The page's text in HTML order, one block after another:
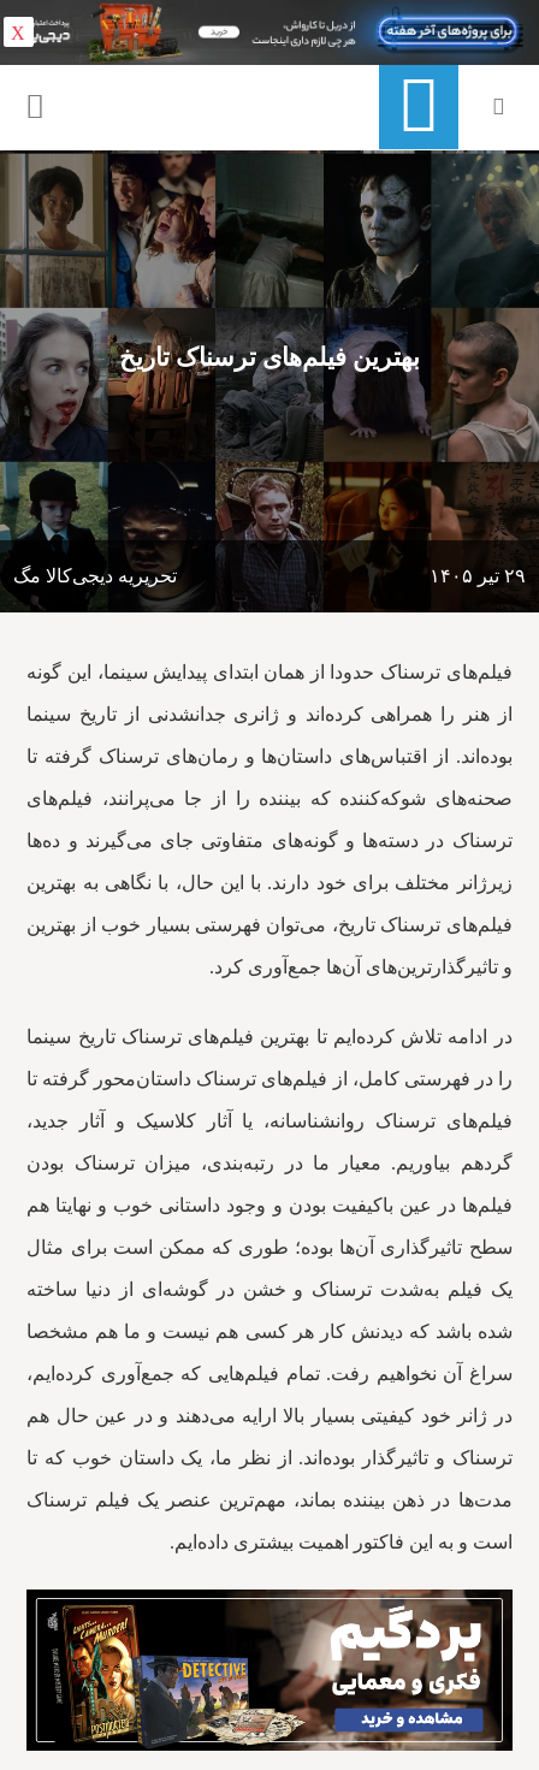
بهترین فیلم‌های ترسناک تاریخ
۲۹ تیر ۱۴۰۵ تحریریه دیجی‌کالا مگ
فیلم‌های ترسناک حدودا از همان ابتدای پیدایش سینما، این گونه
از هنر را همراهی کرده‌اند و ژانری جدانشدنی از تاریخ سینما
بوده‌اند. از اقتباس‌های داستان‌ها و رمان‌های ترسناک گرفته تا
صحنه‌های شوکه‌کننده که بیننده را از جا می‌پرانند، فیلم‌های
ترسناک در دسته‌ها و گونه‌های متفاوتی جای می‌گیرند و ده‌ها
زیرژانر مختلف برای خود دارند. با این حال، با نگاهی به بهترین
فیلم‌های ترسناک تاریخ، می‌توان فهرستی بسیار خوب از بهترین
و تاثیرگذارترین‌های آن‌ها جمع‌آوری کرد.
در ادامه تلاش کرده‌ایم تا بهترین فیلم‌های ترسناک تاریخ سینما
را در فهرستی کامل، از فیلم‌های ترسناک داستان‌محور گرفته تا
فیلم‌های ترسناک روانشناسانه، یا آثار کلاسیک و آثار جدید،
گردهم بیاوریم. معیار ما در رتبه‌بندی، میزان ترسناک بودن
فیلم‌ها در عین باکیفیت بودن و وجود داستانی خوب و نهایتا هم
سطح تاثیرگذاری آن‌ها بوده؛ طوری که ممکن است برای مثال
یک فیلم به‌شدت ترسناک و خشن در گوشه‌ای از دنیا ساخته
شده باشد که دیدنش کار هر کسی هم نیست و ما هم مشخصا
سراغ آن نخواهیم رفت. تمام فیلم‌هایی که جمع‌آوری کرده‌ایم،
در ژانر خود کیفیتی بسیار بالا ارایه می‌دهند و در عین حال هم
ترسناک و تاثیرگذار بوده‌اند. از نظر ما، یک داستان خوب که تا
مدت‌ها در ذهن بیننده بماند، مهم‌ترین عنصر یک فیلم ترسناک
است و به این فاکتور اهمیت بیشتری داده‌ایم.
X